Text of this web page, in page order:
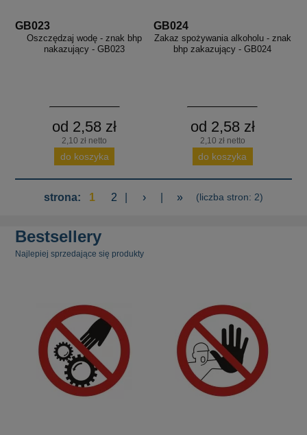
GB023
Oszczędzaj wodę - znak bhp
nakazujący - GB023
od 2,58 zł
2,10 zł netto
do koszyka
GB024
Zakaz spożywania alkoholu - znak
bhp zakazujący - GB024
od 2,58 zł
2,10 zł netto
do koszyka
strona: 1 2 › » (liczba stron: 2)
Bestsellery
Najlepiej sprzedające się produkty